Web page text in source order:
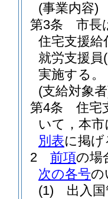
(事業内容)
第3条
市長
住宅支援
就労支援員
実施する。
(支給対象
第4条
住宅
いて，本
別表に掲
2
前項の場
次の各号の
(1)
出入